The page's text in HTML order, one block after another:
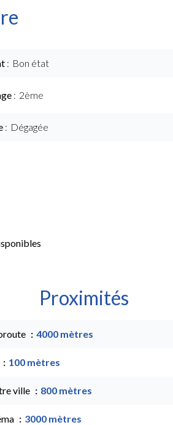
Bon état
2ème
Dégagée
Proximités
4000 mètres
100 mètres
ville 800 mètres
3000 mètres